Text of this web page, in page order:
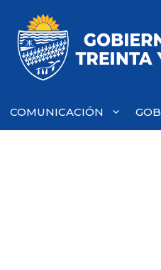
COMUNICACIÓN